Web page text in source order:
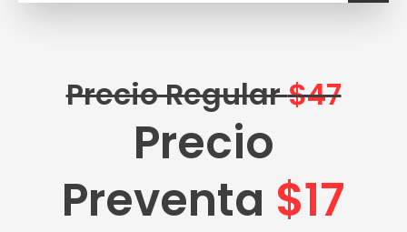
Precio Regular$47
Precio
Preventa $17